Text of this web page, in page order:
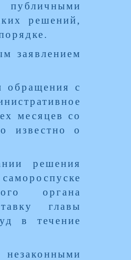
решений,
заявлением
обращения с
месяцев со
известно о
решения
органа
главы
в течение